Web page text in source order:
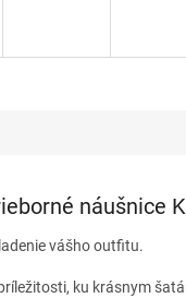
náušnice
vášho outfitu.
ku krásnym